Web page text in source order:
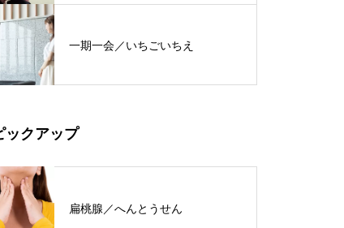
一期一会／いちごいちえ
ックアップ
扁桃腺／へんとうせん